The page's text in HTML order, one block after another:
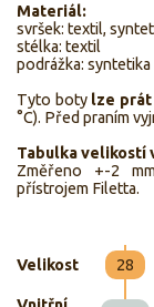
Materiál:
svršek: textil,
stélka: textil
podrážka: syntetika
Tyto boty lze prát
°C). Před praním
Tabulka velikostí
Změřeno +-2
přístrojem Filetta.
Velikost 28